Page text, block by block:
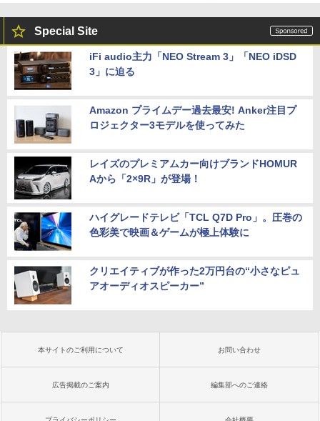
Special Site
iFi audio主力「NEO Stream 3」「NEO iDSD
3」に迫る
Amazon プライムデー過去最安! Anker注目プ
ロジェクター3モデルを使ってみた
レイズのプレミアムカー向けブランドHOMUR
Aから「2×9R」が登場！
ハイグレードテレビ「TCL Q7D Pro」。圧巻の
色彩美で映画＆ゲームが極上体験に
クリエイティブが作った2万円台の“小さなピュ
アオーディオスピーカー”
本サイトのご利用について お問い合わせ
広告掲載のご案内 編集部へのご連絡